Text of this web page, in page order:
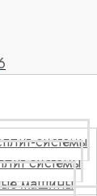
системы
системы
машины